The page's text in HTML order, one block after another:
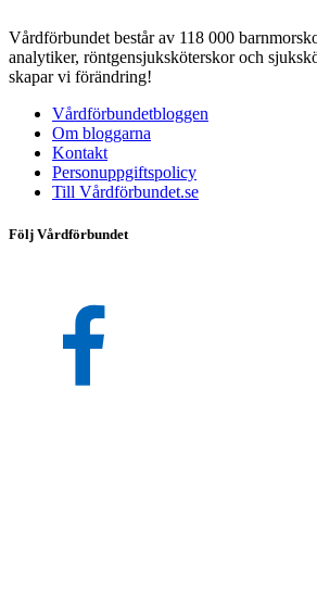
Vårdförbundet består av 118 000
analytiker, röntgensjuksköterskor och
skapar vi förändring!
Vårdförbundetbloggen
Om bloggarna
Kontakt
Personuppgiftspolicy
Till Vårdförbundet.se
Följ Vårdförbundet